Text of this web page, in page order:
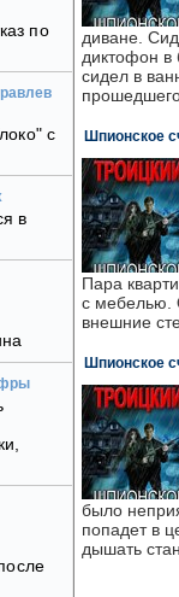
по
с
в
диване.
диктофон в
сидел в
Шпионское
Пара
с мебелью.
внешние
Шпионское
было
попадет в
дышать